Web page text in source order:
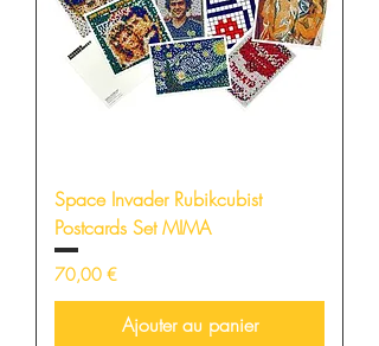
Space Invader Rubikcubist
Postcards Set MIMA
Prix
70,00 €
Ajouter au panier